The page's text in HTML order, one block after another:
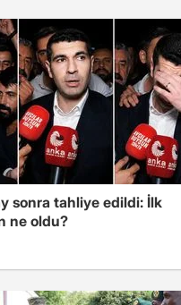
sonra tahliye edildi: İlk
ne oldu?